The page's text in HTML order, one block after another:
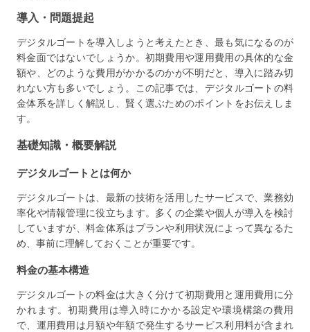
導入・問題提起
デジタルゴートを導入しようと考えたとき、最も気になるのが
料金面ではないでしょうか。初期費用や運用費用の具体的な金
額や、どのような費用がかかるのかが不明だと、導入に踏み切
れない方も多いでしょう。この記事では、デジタルゴートの料
金体系を詳しく解説し、賢く選ぶためのポイントをお伝えしま
す。
基礎知識・概要解説
デジタルゴートとは何か
デジタルゴートは、最新の技術を活用したサービスで、業務効
率化や情報管理に役立ちます。多くの企業や個人が導入を検討
していますが、料金体系はプランや利用状況によって異なるた
め、事前に理解しておくことが重要です。
料金の基本構造
デジタルゴートの料金は大きく分けて初期費用と運用費用に分
かれます。初期費用は導入時にかかる設定や環境構築の費用
で、運用費用は月額や年額で発生するサービス利用料が含まれ